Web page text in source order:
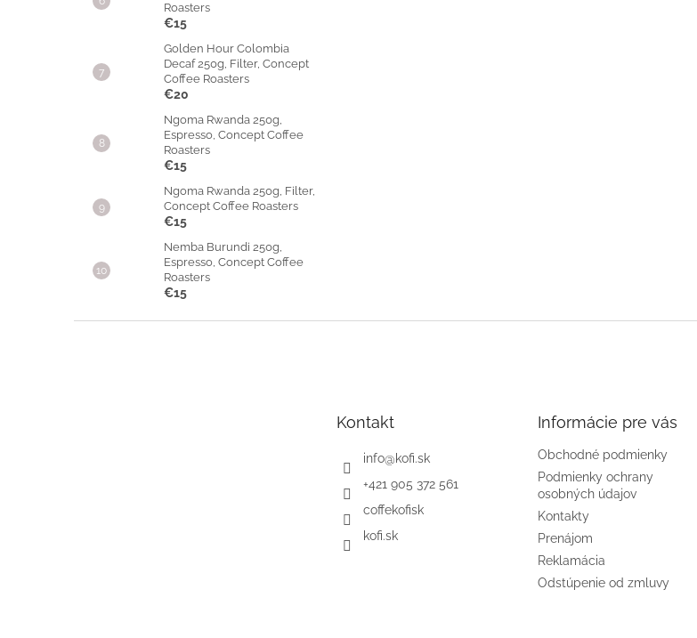
Roasters
€15
Golden Hour Colombia
Decaf 250g, Filter, Concept
Coffee Roasters
€20
Ngoma Rwanda 250g,
Espresso, Concept Coffee
Roasters
€15
Ngoma Rwanda 250g, Filter,
Concept Coffee Roasters
€15
Nemba Burundi 250g,
Espresso, Concept Coffee
Roasters
€15
Kontakt
info@kofi.sk
+421 905 372 561
coffekofisk
kofi.sk
Informácie pre vás
Obchodné podmienky
Podmienky ochrany
osobných údajov
Kontakty
Prenájom
Reklamácia
Odstúpenie od zmluvy